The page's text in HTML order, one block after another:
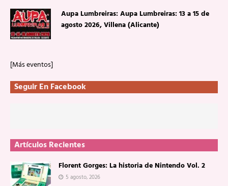
Aupa Lumbreiras: Aupa Lumbreiras: 13 a 15 de
agosto 2026, Villena (Alicante)
[Más eventos]
Seguir En Facebook
Artículos Recientes
Florent Gorges: La historia de Nintendo Vol. 2
5 agosto, 2026